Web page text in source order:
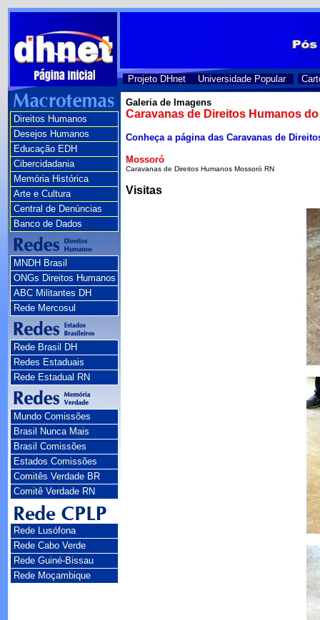
Projeto DHnet Universidade Popular
Direitos Humanos
Desejos Humanos
Educação EDH
Cibercidadania
Memória Histórica
Arte e Cultura
Central de Denúncias
Banco de Dados
MNDH Brasil
ONGs Direitos Humanos
ABC Militantes DH
Rede Mercosul
Rede Brasil DH
Redes Estaduais
Rede Estadual RN
Mundo Comissões
Brasil Nunca Mais
Brasil Comissões
Estados Comissões
Comitês Verdade BR
Comitê Verdade RN
Rede Lusófona
Rede Cabo Verde
Rede Guiné-Bissau
Rede Moçambique
Galeria de Imagens
Caravanas de Direitos Humanos
Conheça a página das Caravanas de
Mossoró
Caravanas de Direitos Humanos Mossoró RN
Visitas